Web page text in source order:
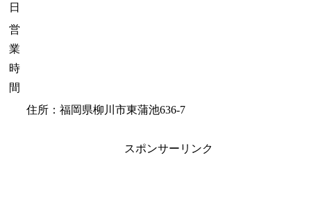
日
営
業
時
間
住所：福岡県柳川市東蒲池636-7
スポンサーリンク